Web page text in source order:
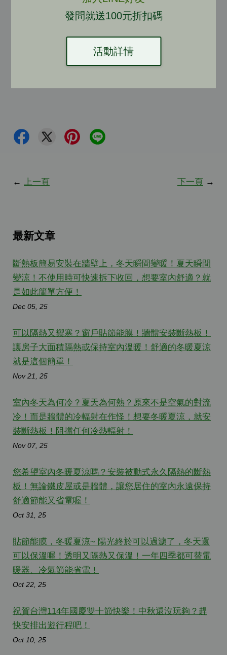
發問就送100元折扣碼
活動詳情
#隔熱板安裝教學 #節能裝潢 #建築改造 #居家降溫術
#建築材料教學 #省錢裝修 #台灣節能膜 #手作生活
#住鐵皮屋的你看這裡 #隔熱升級計畫 #施工知識分享
← 上一頁 下一頁 →
最新文章
斷熱板簡易安裝在牆壁上，冬天瞬間變暖！夏天瞬間
變涼！不使用時可快速拆下收回，想要室內舒適？就
是如此簡單方便！
Dec 05, 25
可以隔熱又禦寒？窗戶貼節能膜！牆體安裝斷熱板！
讓房子大面積隔熱或保持室內溫暖！舒適的冬暖夏涼
就是這個簡單！
Nov 21, 25
室內冬天為何冷？夏天為何熱？原來不是空氣的對流
冷！而是牆體的冷輻射在作怪！想要冬暖夏涼，就安
裝斷熱板！阻擋任何冷熱輻射！
Nov 07, 25
您希望室內冬暖夏涼嗎？安裝被動式永久隔熱的斷熱
板！無論鐵皮屋或是牆體，讓您居住的室內永遠保持
舒適節能又省電喔！
Oct 31, 25
貼節能膜，冬暖夏涼~ 陽光終於可以過濾了，冬天還
可以保溫喔！透明又隔熱又保溫！一年四季都可替電
暖器、冷氣節能省電！
Oct 22, 25
祝賀台灣114年國慶雙十節快樂！中秋還沒玩夠？趕
快安排出遊行程吧！
Oct 10, 25